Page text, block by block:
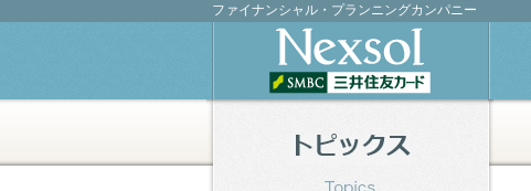
ファイナンシャル・プランニングカンパニー